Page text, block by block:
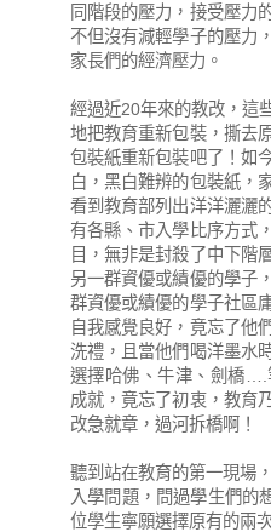
同階段的壓力，接受壓力
不但沒有減輕學子的壓力
家長們的經濟壓力。
經過近20年來的教改，這
地把教育重新包裝，撕去
包裝紙重新包裝吧了！如
白，黑白難辨的包裝紙，
看到教育部列出洋洋灑灑
有各縣、市入學比序方式
目，無非是封殺了中下階
另一群資優或績優的學子
群資優或績優的學子社區
自我感覺良好，竟忘了他
洗禮，且當他們喝洋墨水
選擇哈佛、牛津、劍橋….
成就，竟忘了初衷，教育
改急就章，過河拆橋啊！
聽到站在教育的第一現場
入學問題，問過學生們的
位學生寧願選擇原有的兩